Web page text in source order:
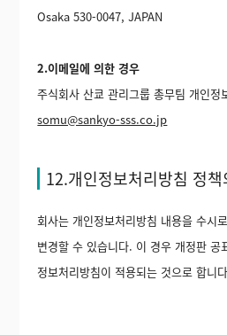
Osaka 530-0047, JAPAN
2.이메일에 의한 경우
주식회사 산쿄 관리그룹 총무팀 개인정
somu@sankyo-sss.co.jp
12.개인정보처리방침 정
회사는 개인정보처리방침 내용을 수시
변경할 수 있습니다. 이 경우 개정판 공
정보처리방침이 적용되는 것으로 합니